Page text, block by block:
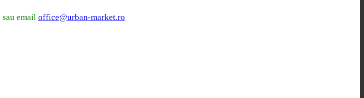
email office@urban-market.ro